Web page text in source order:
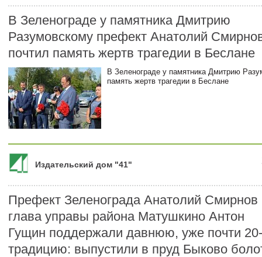
В Зеленограде у памятника Дмитрию
Разумовскому префект Анатолий
почтил память жертв трагедии в Беслане
В Зеленограде у памятника Дмитрию
память жертв трагедии в Беслане
Издательский дом "41"
Префект Зеленограда Анатолий Смирнов
глава управы района Матушкино Антон
Гущин поддержали давнюю, уже почти
традицию: выпустили в пруд Быково